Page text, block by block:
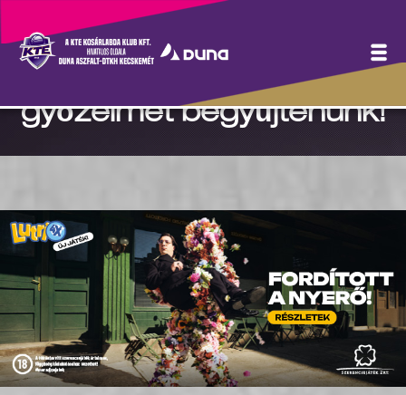
Váradi Kornél: Közösen
sikerülhet újabb értékes
győzelmet begyűjtenünk!